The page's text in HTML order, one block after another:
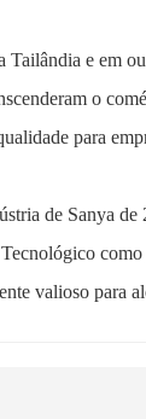
e em
o
para
de Sanya
valioso para